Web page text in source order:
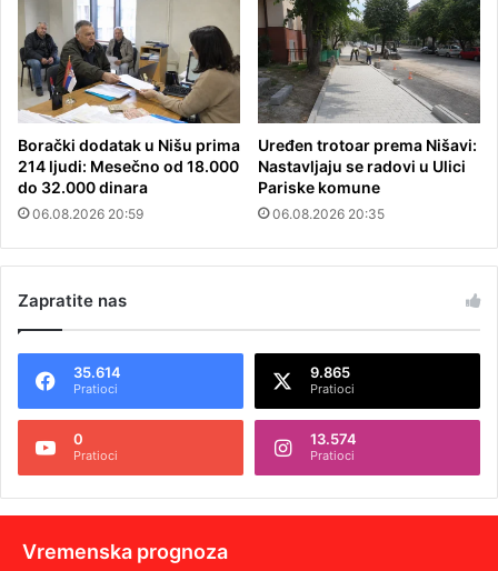
Borački dodatak u Nišu prima
214 ljudi: Mesečno od 18.000
do 32.000 dinara
06.08.2026 20:59
Uređen trotoar prema Nišavi:
Nastavljaju se radovi u Ulici
Pariske komune
06.08.2026 20:35
Zapratite nas
35.614
Pratioci
9.865
Pratioci
0
Pratioci
13.574
Pratioci
Vremenska prognoza